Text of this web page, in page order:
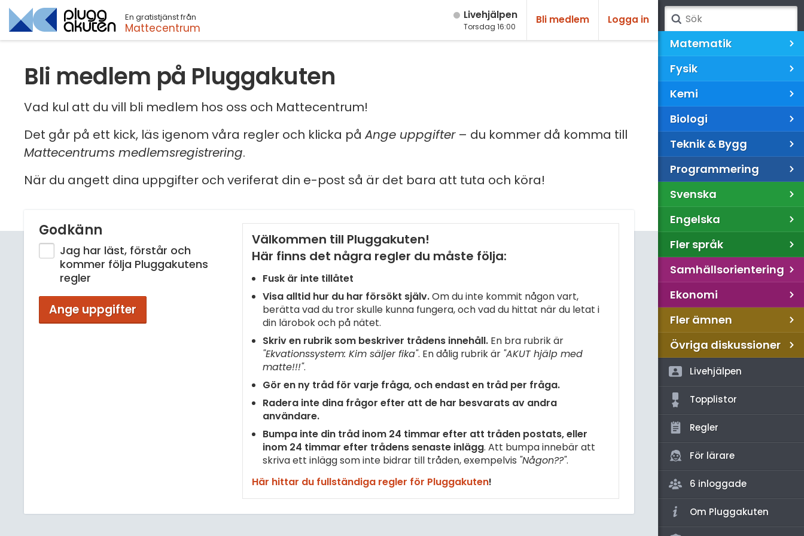
En gratistjänst från
Mattecentrum
Live­hjälpen
Torsdag 16:00
Bli medlem Logga in
Bli medlem på Pluggakuten
Vad kul att du vill bli medlem hos oss och Mattecentrum!
Det går på ett kick, läs igenom våra regler och klicka påAnge uppgifter– du kommer då komma till
Mattecentrums medlemsregistrering.
När du angett dina uppgifter och veriferat din e-post så är det bara att tuta och köra!
Godkänn
Jag har läst, förstår och
kommer följa Pluggakutens
regler
Ange uppgifter
Välkommen till Pluggakuten!
Här finns det några regler du måste följa:
Fusk är inte tillåtet
Visa alltid hur du har försökt själv.Om du inte kommit någon vart,
berätta vad du tror skulle kunna fungera, och vad du hittat när du letat i
din lärobok och på nätet.
Skriv en rubrik som beskriver trådens innehåll. En bra rubrik är
"Ekvationssystem: Kim säljer fika". En dålig rubrik är "AKUT hjälp med
matte!!!".
Gör en ny tråd för varje fråga, och endast en tråd per fråga.
Radera inte dina frågor efter att de har besvarats av andra
användare.
Bumpa inte din tråd inom 24 timmar efter att tråden postats, eller
inom 24 timmar efter trådens senaste inlägg. Att bumpa innebär att
skriva ett inlägg som inte bidrar till tråden, exempelvis "Någon??".
Här hittar du fullständiga regler för Pluggakuten!
Sök
Matematik
Fysik
Kemi
Biologi
Teknik & Bygg
Programmering
Svenska
Engelska
Fler språk
Samhällsorientering
Ekonomi
Fler ämnen
Övriga diskussioner
Livehjälpen
Topplistor
Regler
För lärare
6 inloggade
Om Pluggakuten